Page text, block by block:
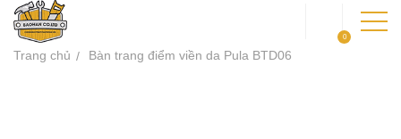
0
Trang chủ Bàn trang điểm viền da Pula BTD06